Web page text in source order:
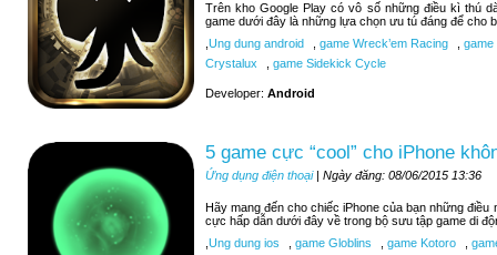
Trên kho Google Play có vô số những điều kì thú
game dưới đây là những lựa chọn ưu tú đáng để cho
Ung dung android game Wreck’em Racing
game
Crystalux
game Sidekick Cycle
Developer: Android
5 game cực “cool” cho iPhone
Ứng dụng điện thoại| Ngày đăng: 08/06/2015 13:36
Hãy mang đến cho chiếc iPhone của bạn những
cực hấp dẫn dưới đây về trong bộ sưu tập game di
Ung dung ios game Globlins game Kotoro